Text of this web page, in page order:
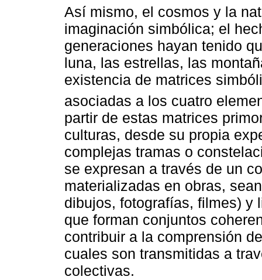
Así mismo, el cosmos y la
imaginación simbólica; el
generaciones hayan tenido
luna, las estrellas, las
existencia de matrices
asociadas a los cuatro
partir de estas matrices
culturas, desde su propia
complejas tramas o
se expresan a través de un
materializadas en obras,
dibujos, fotografías, filmes) y
que forman conjuntos
contribuir a la comprensión
cuales son transmitidas a
colectivas.